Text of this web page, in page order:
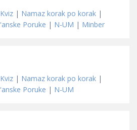
| Namaz korak po korak |
Poruke | N-UM | Minber
| Namaz korak po korak |
Poruke | N-UM